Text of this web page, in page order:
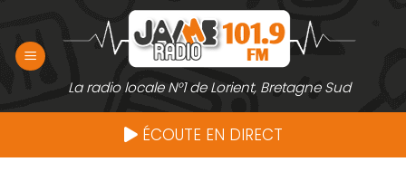
contenu
La radio locale N°1 de Lorient, Bretagne Sud
ÉCOUTE EN DIRECT